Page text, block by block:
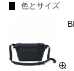
色とサイズ